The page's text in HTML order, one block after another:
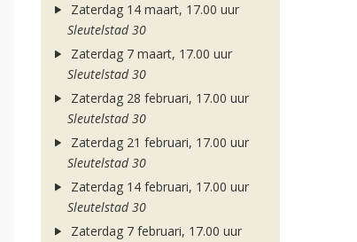
Zaterdag 14 maart, 17.00 uur
Sleutelstad 30
Zaterdag 7 maart, 17.00 uur
Sleutelstad 30
Zaterdag 28 februari, 17.00 uur
Sleutelstad 30
Zaterdag 21 februari, 17.00 uur
Sleutelstad 30
Zaterdag 14 februari, 17.00 uur
Sleutelstad 30
Zaterdag 7 februari, 17.00 uur